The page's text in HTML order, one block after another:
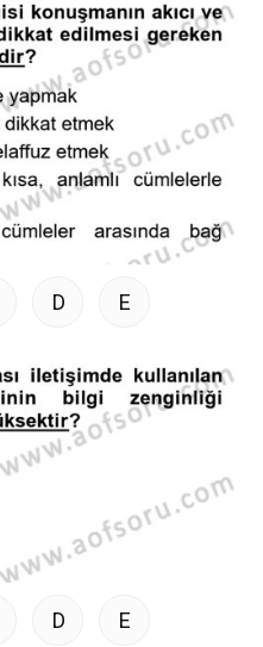
D E
D E